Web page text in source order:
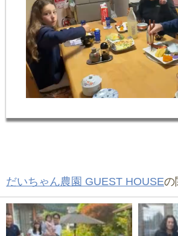
だいちゃん農園 GUEST HOUSEの